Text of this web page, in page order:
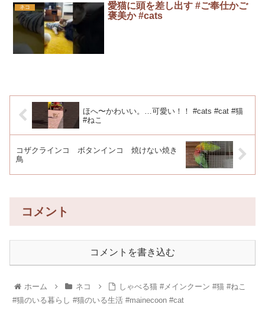
ネコ
愛猫に頭を差し出す #ご奉仕かご
褒美か #cats
ほへ〜かわいい。…可愛い！！ #cats #cat #猫
#ねこ
コザクラインコ ボタンインコ 焼けない焼き
鳥
コメント
コメントを書き込む
ホーム ネコ
しゃべる猫 #メインクーン #猫 #ねこ
#猫のいる暮らし #猫のいる生活 #mainecoon #cat